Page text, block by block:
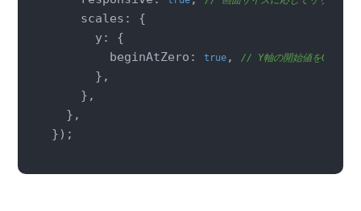
    scales: {
      y: {
        beginAtZero:
true, // Y軸の開始値を0に設定
      },
    },
  },
});